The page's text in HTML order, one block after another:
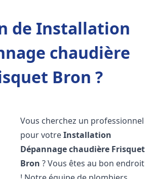
de Installation
chaudière
Bron ?
Vous cherchez un professionnel
pour votreInstallation
Dépannage chaudière Frisquet
Bron ? Vous êtes au bon endroit